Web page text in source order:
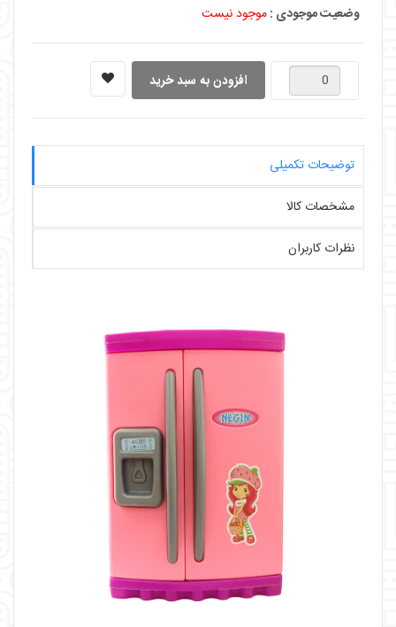
وضعیت موجودی :موجود نیست
توضیحات تکمیلی
مشخصات کالا
نظرات کاربران